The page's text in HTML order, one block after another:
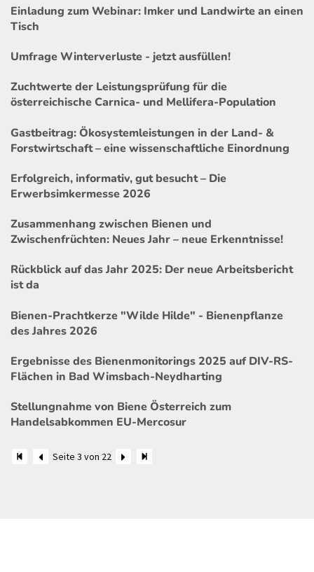
Einladung zum Webinar: Imker und Landwirte an einen
Tisch
Umfrage Winterverluste - jetzt ausfüllen!
Zuchtwerte der Leistungsprüfung für die
österreichische Carnica- und Mellifera-Population
Gastbeitrag: Ökosystemleistungen in der Land- &
Forstwirtschaft – eine wissenschaftliche Einordnung
Erfolgreich, informativ, gut besucht – Die
Erwerbsimkermesse 2026
Zusammenhang zwischen Bienen und
Zwischenfrüchten: Neues Jahr – neue Erkenntnisse!
Rückblick auf das Jahr 2025: Der neue Arbeitsbericht
ist da
Bienen-Prachtkerze "Wilde Hilde" - Bienenpflanze
des Jahres 2026
Ergebnisse des Bienenmonitorings 2025 auf DIV-RS-
Flächen in Bad Wimsbach-Neydharting
Stellungnahme von Biene Österreich zum
Handelsabkommen EU-Mercosur
Seite 3 von 22